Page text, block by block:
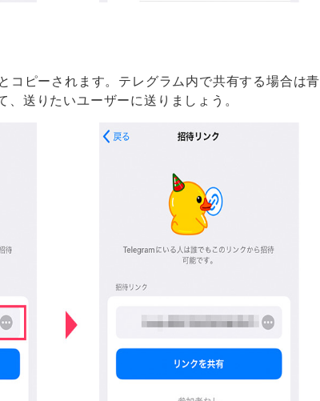
コピーされます。テレグラム内で共有する場合は青
送りたいユーザーに送りましょう。